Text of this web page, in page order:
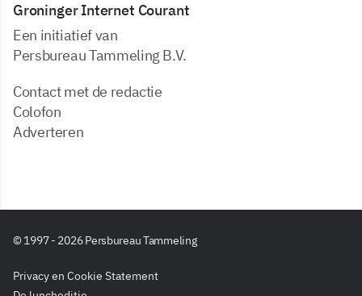
Groninger Internet Courant
Een initiatief van
Persbureau Tammeling B.V.
Contact met de redactie
Colofon
Adverteren
© 1997 - 2026 Persbureau Tammeling
Privacy en Cookie Statement